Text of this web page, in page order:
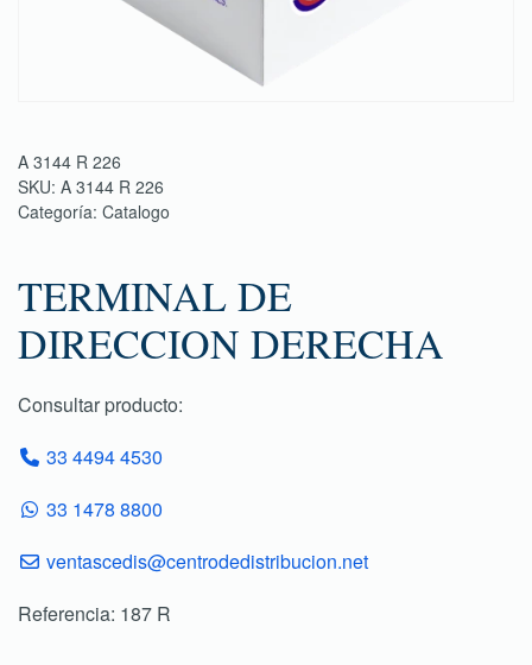
A 3144 R 226
SKU: A 3144 R 226
Categoría: Catalogo
TERMINAL DE
DIRECCION DERECHA
Consultar producto:
33 4494 4530
33 1478 8800
ventascedis@centrodedistribucion.net
Referencia: 187 R